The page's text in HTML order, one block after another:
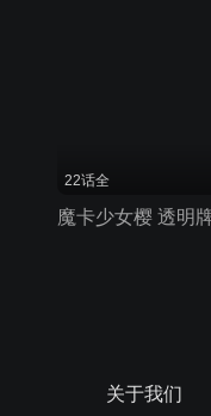
22话全
魔卡少女樱 透明
关于我们